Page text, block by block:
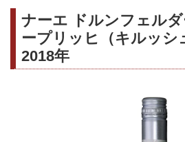
ナーエ ドルンフェルダ
ープリッヒ（キルッシ
2018年